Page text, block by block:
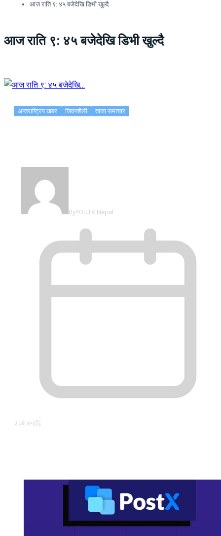
आज राति ९: ४५ बजेदेखि डिभी खुल्दै
आज राति ९: ४५ बजेदेखि डिभी खुल्दै
अन्तराष्ट्रिय खबर जिवनशैली ताजा समाचार
ByYOUTV Nepal
२ वर्ष अगाडि